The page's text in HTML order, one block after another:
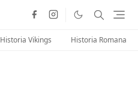
Historia Vikings Historia Romana